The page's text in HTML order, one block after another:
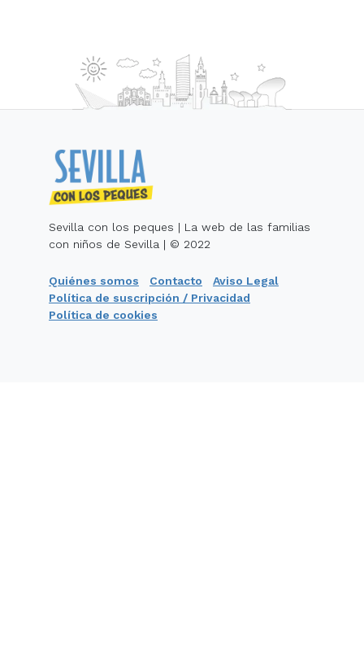
Sevilla con los peques | La web de las familias
con niños de Sevilla | © 2022
Quiénes somos Contacto
Aviso Legal
Política de suscripción / Privacidad
Política de cookies